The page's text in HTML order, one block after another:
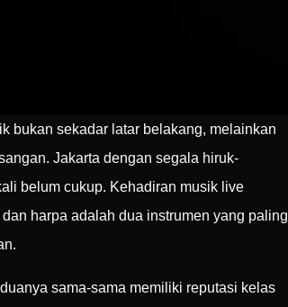
bukan sekadar latar belakang, melainkan
Jakarta dengan segala hiruk-
belum cukup. Kehadiran musik live
harpa adalah dua instrumen yang paling
sama-sama memiliki reputasi kelas